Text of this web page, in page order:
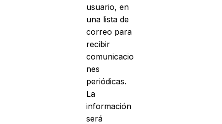
usuario, en
una lista de
correo para
recibir
comunicacio
nes
periódicas.
La
información
será